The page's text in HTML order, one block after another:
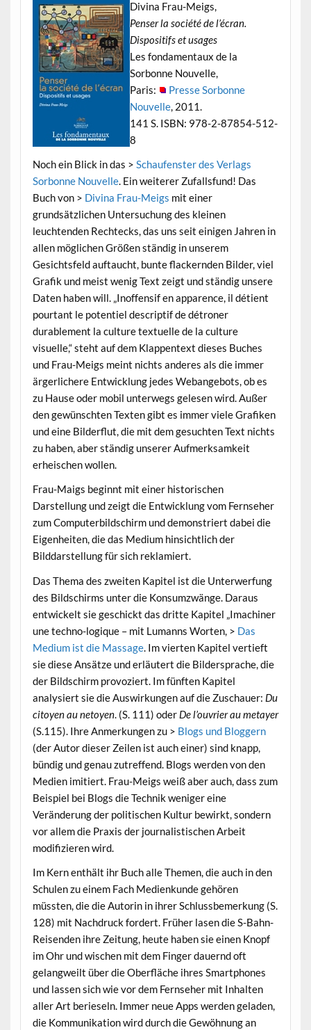
Divina Frau-Meigs,
Penser la société de l’écran.
Dispositifs et usages
Les fondamentaux de la
Sorbonne Nouvelle,
Paris:
Presse Sorbonne
Nouvelle, 2011.
141 S. ISBN: 978-2-87854-512-
8
Noch ein Blick in das > Schaufenster des Verlags
Sorbonne Nouvelle. Ein weiterer Zufallsfund! Das
Buch von > Divina Frau-Meigs mit einer
grundsätzlichen Untersuchung des kleinen
leuchtenden Rechtecks, das uns seit einigen Jahren in
allen möglichen Größen ständig in unserem
Gesichtsfeld auftaucht, bunte flackernden Bilder, viel
Grafik und meist wenig Text zeigt und ständig unsere
Daten haben will. „Inoffensif en apparence, il détient
pourtant le potentiel descriptif de détroner
durablement la culture textuelle de la culture
visuelle,“ steht auf dem Klappentext dieses Buches
und Frau-Meigs meint nichts anderes als die immer
ärgerlichere Entwicklung jedes Webangebots, ob es
zu Hause oder mobil unterwegs gelesen wird. Außer
den gewünschten Texten gibt es immer viele Grafiken
und eine Bilderflut, die mit dem gesuchten Text nichts
zu haben, aber ständig unserer Aufmerksamkeit
erheischen wollen.
Frau-Maigs beginnt mit einer historischen
Darstellung und zeigt die Entwicklung vom Fernseher
zum Computerbildschirm und demonstriert dabei die
Eigenheiten, die das Medium hinsichtlich der
Bilddarstellung für sich reklamiert.
Das Thema des zweiten Kapitel ist die Unterwerfung
des Bildschirms unter die Konsumzwänge. Daraus
entwickelt sie geschickt das dritte Kapitel „Imachiner
une techno-logique – mit Lumanns Worten, > Das
Medium ist die Massage. Im vierten Kapitel vertieft
sie diese Ansätze und erläutert die Bildersprache, die
der Bildschirm provoziert. Im fünften Kapitel
analysiert sie die Auswirkungen auf die Zuschauer: Du
citoyen au netoyen. (S. 111) oder De l’ouvrier au metayer
(S.115). Ihre Anmerkungen zu > Blogs und Bloggern
(der Autor dieser Zeilen ist auch einer) sind knapp,
bündig und genau zutreffend. Blogs werden von den
Medien imitiert. Frau-Meigs weiß aber auch, dass zum
Beispiel bei Blogs die Technik weniger eine
Veränderung der politischen Kultur bewirkt, sondern
vor allem die Praxis der journalistischen Arbeit
modifizieren wird.
Im Kern enthält ihr Buch alle Themen, die auch in den
Schulen zu einem Fach Medienkunde gehören
müssten, die die Autorin in ihrer Schlussbemerkung (S.
128) mit Nachdruck fordert. Früher lasen die S-Bahn-
Reisenden ihre Zeitung, heute haben sie einen Knopf
im Ohr und wischen mit dem Finger dauernd oft
gelangweilt über die Oberfläche ihres Smartphones
und lassen sich wie vor dem Fernseher mit Inhalten
aller Art berieseln. Immer neue Apps werden geladen,
die Kommunikation wird durch die Gewöhnung an